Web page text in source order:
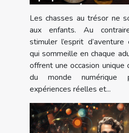
au trésor
Les chasses au trésor ne
aux enfants. Au
stimuler l’esprit
qui sommeille en chaque
offrent une occasion unique
du monde numérique
expériences réelles et...